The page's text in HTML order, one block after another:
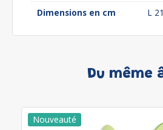
Dimensions en cm
L
Du même